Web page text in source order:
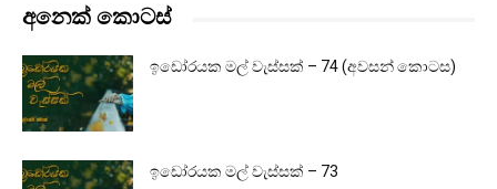
අනෙක් කොටස්
ඉඩෝරයක මල් වැස්සක් – 74 (අවසන් කොටස)
ඉඩෝරයක මල් වැස්සක් – 73